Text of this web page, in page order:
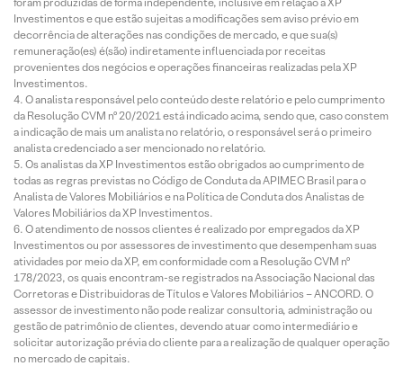
Investimentos e que estão sujeitas a modificações sem aviso prévio em
decorrência de alterações nas condições de mercado, e que sua(s)
remuneração(es) é(são) indiretamente influenciada por receitas
provenientes dos negócios e operações financeiras realizadas pela XP
Investimentos.
O analista responsável pelo conteúdo deste relatório e pelo cumprimento
da Resolução CVM nº 20/2021 está indicado acima, sendo que, caso constem
a indicação de mais um analista no relatório, o responsável será o primeiro
analista credenciado a ser mencionado no relatório.
Os analistas da XP Investimentos estão obrigados ao cumprimento de
todas as regras previstas no Código de Conduta da APIMEC Brasil para o
Analista de Valores Mobiliários e na Política de Conduta dos Analistas de
Valores Mobiliários da XP Investimentos.
O atendimento de nossos clientes é realizado por empregados da XP
Investimentos ou por assessores de investimento que desempenham suas
atividades por meio da XP, em conformidade com a Resolução CVM nº
178/2023, os quais encontram-se registrados na Associação Nacional das
Corretoras e Distribuidoras de Títulos e Valores Mobiliários – ANCORD. O
assessor de investimento não pode realizar consultoria, administração ou
gestão de patrimônio de clientes, devendo atuar como intermediário e
solicitar autorização prévia do cliente para a realização de qualquer operação
no mercado de capitais.